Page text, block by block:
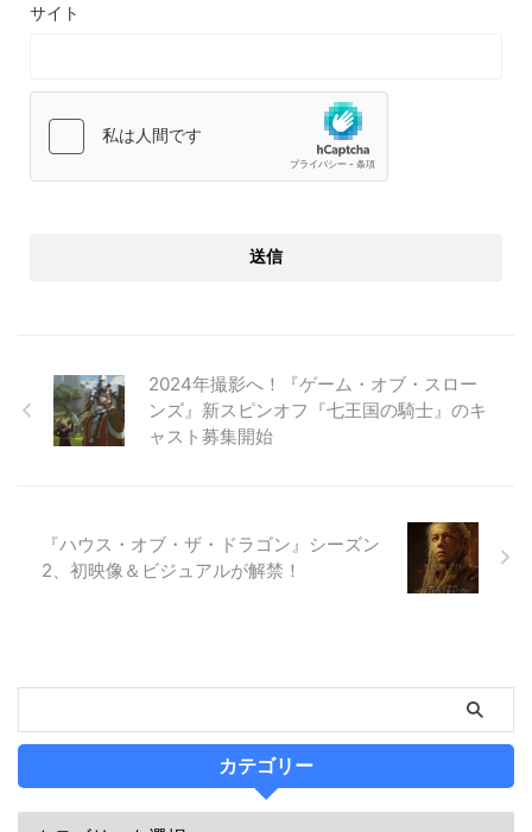
サイト
2024年撮影へ！『ゲーム・オブ・スロー
ンズ』新スピンオフ『七王国の騎士』のキ
ャスト募集開始
『ハウス・オブ・ザ・ドラゴン』シーズン
2、初映像＆ビジュアルが解禁！
カテゴリー